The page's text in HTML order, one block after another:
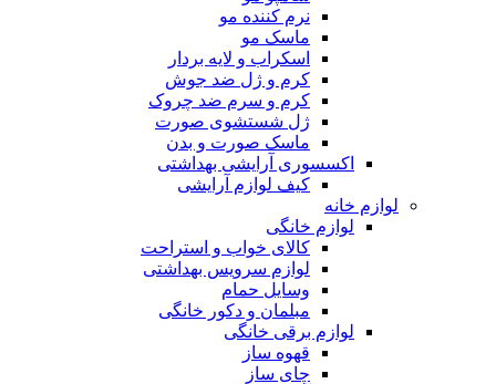
نرم کننده مو
ماسک مو
اسکراب و لایه بردار
کرم و ژل ضد جوش
کرم و سرم ضد چروک
ژل شستشوی صورت
ماسک صورت و بدن
اکسسوری آرایشی بهداشتی
کیف لوازم آرایشی
لوازم خانه
لوازم خانگی
کالای خواب و استراحت
لوازم سرویس بهداشتی
وسایل حمام
مبلمان و دکور خانگی
لوازم برقی خانگی
قهوه ساز
چای ساز